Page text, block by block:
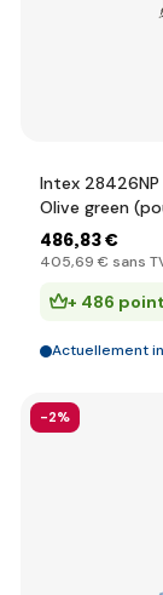
Intex 28426NP
Olive green
486,83 €
405,69 € sans
+ 486
Actuellement
-2%